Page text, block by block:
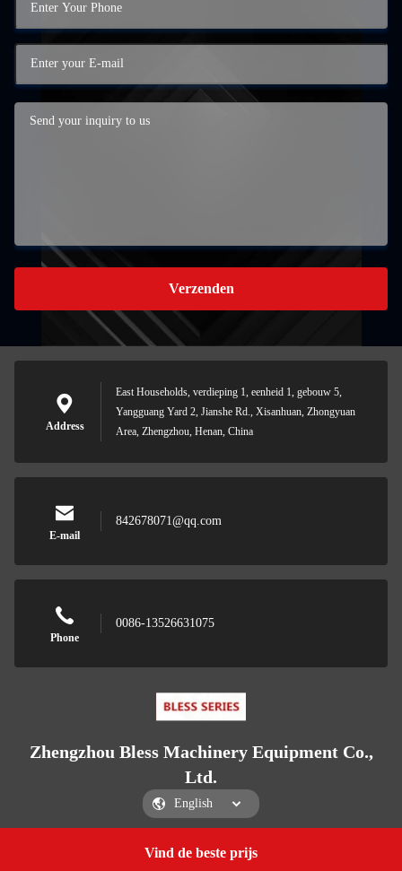
Vind de beste prijs
Verzenden
Address
East Households, verdieping 1, eenheid 1, gebouw 5,
Yangguang Yard 2, Jianshe Rd., Xisanhuan, Zhongyuan
Area, Zhengzhou, Henan, China
E-mail
842678071@qq.com
Phone
0086-13526631075
Zhengzhou Bless Machinery Equipment Co.,
Ltd.
Zhengzhou Bless Machinery Equipment Co., Ltd.
Get a Quote